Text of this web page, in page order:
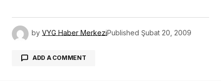
by VYG Haber MerkeziPublished Şubat 20, 2009
ADD A COMMENT